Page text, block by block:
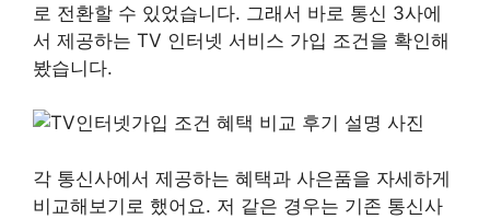
로 전환할 수 있었습니다. 그래서 바로 통신 3사에
서 제공하는 TV 인터넷 서비스 가입 조건을 확인해
봤습니다.
각 통신사에서 제공하는 혜택과 사은품을 자세하게
비교해보기로 했어요. 저 같은 경우는 기존 통신사